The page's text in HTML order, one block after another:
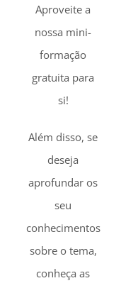
Aproveite a
nossa mini-
formação
gratuita para
si!
Além disso, se
deseja
aprofundar os
seu
conhecimentos
sobre o tema,
conheça as